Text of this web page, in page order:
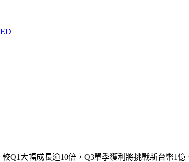
Q1大幅成長逾10倍，Q3單季獲利將挑戰新台幣1